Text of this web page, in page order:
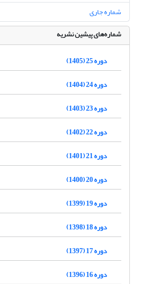
شماره جاری
شماره‌های پیشین نشریه
دوره 25 (1405)
دوره 24 (1404)
دوره 23 (1403)
دوره 22 (1402)
دوره 21 (1401)
دوره 20 (1400)
دوره 19 (1399)
دوره 18 (1398)
دوره 17 (1397)
دوره 16 (1396)